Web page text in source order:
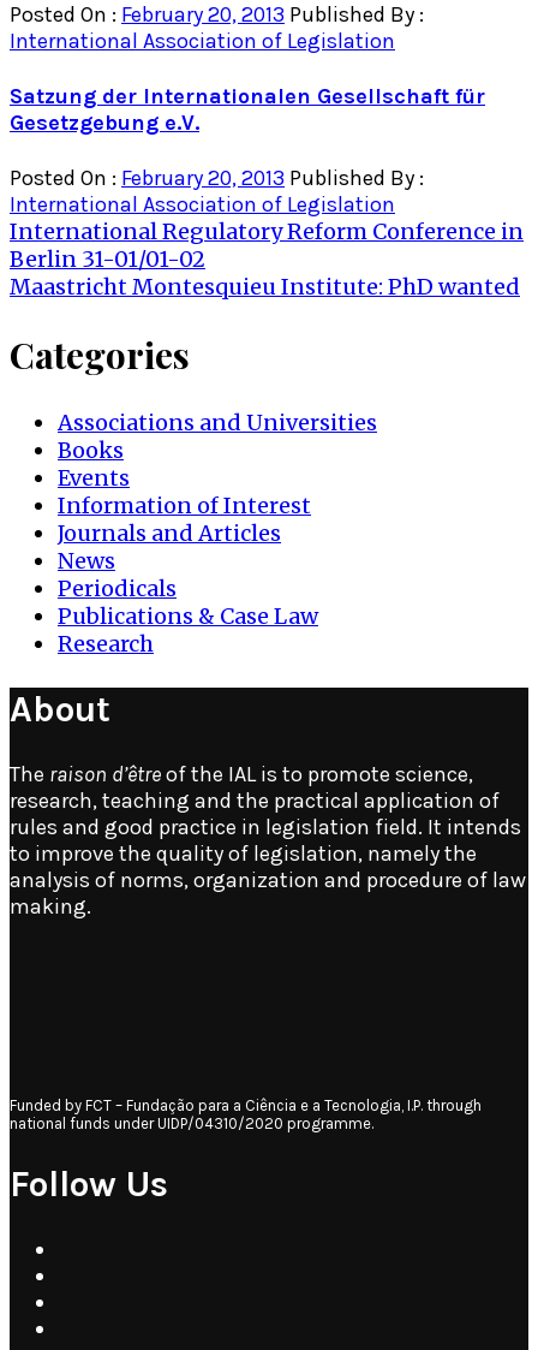
Posted On : February 20, 2013 Published By :
International Association of Legislation
Satzung der Internationalen Gesellschaft für
Gesetzgebung e.V.
Posted On : February 20, 2013 Published By :
International Association of Legislation
Post
navigation
International Regulatory Reform Conference in
Berlin 31-01/01-02
Maastricht Montesquieu Institute: PhD wanted
Categories
Associations and Universities
Books
Events
Information of Interest
Journals and Articles
News
Periodicals
Publications & Case Law
Research
About
The raison d’êtreof the IAL is to promote science,
research, teaching and the practical application of
rules and good practice in legislation field. It intends
to improve the quality of legislation, namely the
analysis of norms, organization and procedure of law
making.
Funded by FCT – Fundação para a Ciência e a Tecnologia, I.P. through
national funds under UIDP/04310/2020 programme.
Follow Us